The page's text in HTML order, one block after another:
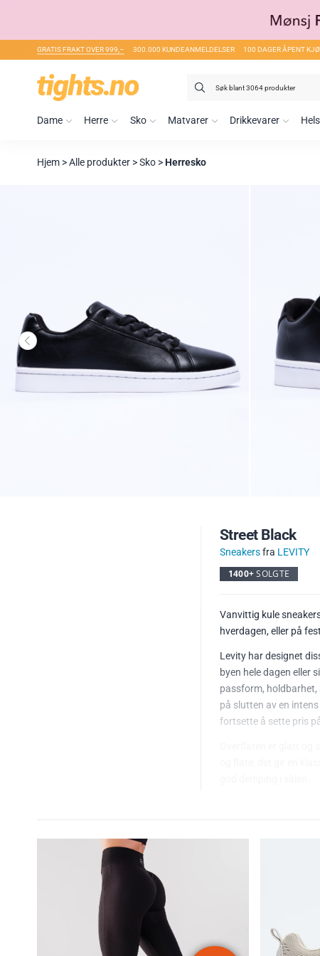
GRATIS FRAKT OVER 999,– 300.000 KUNDEANMELDELSER 100 DAGER ÅPENT
Søk
Dame Herre Sko Matvarer Drikkevarer
Hjem >Alle produkter >Sko >Herresko
Street Black
Sneakersfra LEVITY
1400+SOLGTE
Vanvittig kule
hverdagen, eller på
Levity har designet
byen hele dagen eller
passform,
på slutten av en
fortsette å sette pris
skal finne gode sko.
Uten merking
Lissene er brede
Sålen er